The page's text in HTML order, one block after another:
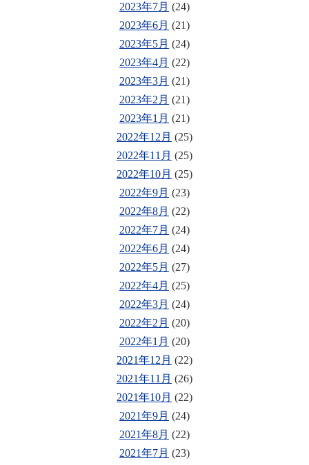
2023年7月 (24)
2023年6月 (21)
2023年5月 (24)
2023年4月 (22)
2023年3月 (21)
2023年2月 (21)
2023年1月 (21)
2022年12月 (25)
2022年11月 (25)
2022年10月 (25)
2022年9月 (23)
2022年8月 (22)
2022年7月 (24)
2022年6月 (24)
2022年5月 (27)
2022年4月 (25)
2022年3月 (24)
2022年2月 (20)
2022年1月 (20)
2021年12月 (22)
2021年11月 (26)
2021年10月 (22)
2021年9月 (24)
2021年8月 (22)
2021年7月 (23)